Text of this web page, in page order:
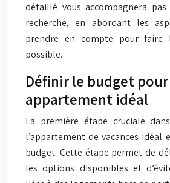
détaillé vous accompagnera
recherche, en abordant les
prendre en compte pour faire
possible.
Définir le budget
appartement idéal
La première étape cruciale
l’appartement de vacances idéal
budget. Cette étape permet de
les options disponibles et